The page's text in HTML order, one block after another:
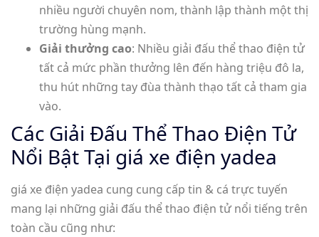
nhiều người chuyên nom, thành lập thành một thị
trường hùng mạnh.
Giải thưởng cao: Nhiều giải đấu thể thao điện tử
tất cả mức phần thưởng lên đến hàng triệu đô la,
thu hút những tay đùa thành thạo tất cả tham gia
vào.
Các Giải Đấu Thể Thao Điện Tử
Nổi Bật Tại giá xe điện yadea
giá xe điện yadea cung cung cấp tin & cá trực tuyến
mang lại những giải đấu thể thao điện tử nổi tiếng trên
toàn cầu cũng như: